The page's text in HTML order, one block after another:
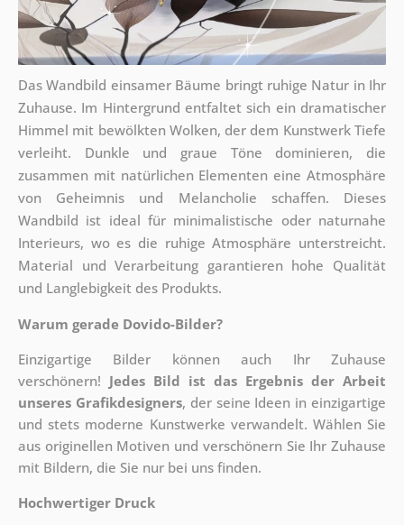
Das Wandbild einsamer Bäume bringt ruhige Natur in Ihr
Zuhause. Im Hintergrund entfaltet sich ein dramatischer
Himmel mit bewölkten Wolken, der dem Kunstwerk Tiefe
verleiht. Dunkle und graue Töne dominieren, die
zusammen mit natürlichen Elementen eine Atmosphäre
von Geheimnis und Melancholie schaffen. Dieses
Wandbild ist ideal für minimalistische oder naturnahe
Interieurs, wo es die ruhige Atmosphäre unterstreicht.
Material und Verarbeitung garantieren hohe Qualität
und Langlebigkeit des Produkts.
Warum gerade Dovido-Bilder?
Einzigartige Bilder können auch Ihr Zuhause
verschönern! Jedes Bild ist das Ergebnis der Arbeit
unseres Grafikdesigners, der seine Ideen in einzigartige
und stets moderne Kunstwerke verwandelt. Wählen Sie
aus originellen Motiven und verschönern Sie Ihr Zuhause
mit Bildern, die Sie nur bei uns finden.
Hochwertiger Druck